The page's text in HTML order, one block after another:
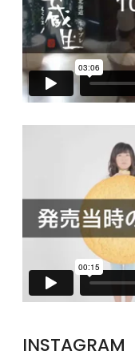
INSTAGRAM